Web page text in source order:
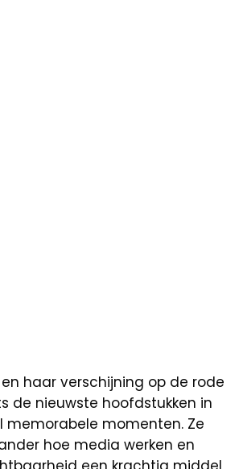
haar verschijning op de rode
de nieuwste hoofdstukken in
memorabele momenten. Ze
hoe media werken en